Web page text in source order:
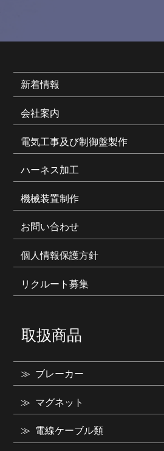
新着情報
会社案内
電気工事及び制御盤製作
ハーネス加工
機械装置制作
お問い合わせ
個人情報保護方針
リクルート募集
取扱商品
ブレーカー
マグネット
電線ケーブル類